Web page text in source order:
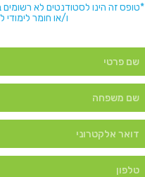
*טופס זה הינו לסטודנטים לא
ו/או חומר לימודי